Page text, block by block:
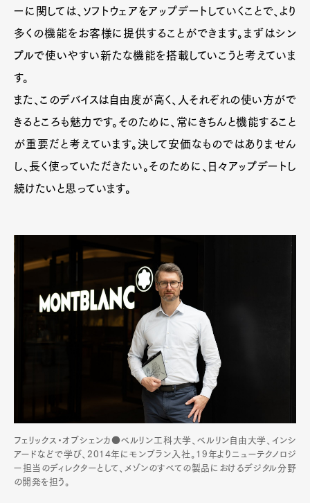
ーに関しては、ソフトウェアをアップデートしていくことで、より
多くの機能をお客様に提供することができます。まずはシン
プルで使いやすい新たな機能を搭載していこうと考えていま
す。
また、このデバイスは自由度が高く、人それぞれの使い方がで
きるところも魅力です。そのために、常にきちんと機能すること
が重要だと考えています。決して安価なものではありません
し、長く使っていただきたい。そのために、日々アップデートし
続けたいと思っています。
フェリックス・オブシェンカ●ベルリン工科大学、ベルリン自由大学、インシ
アードなどで学び、2014年にモンブラン入社。19年よりニューテクノロジ
ー担当のディレクターとして、メゾンのすべての製品におけるデジタル分野
の開発を担う。